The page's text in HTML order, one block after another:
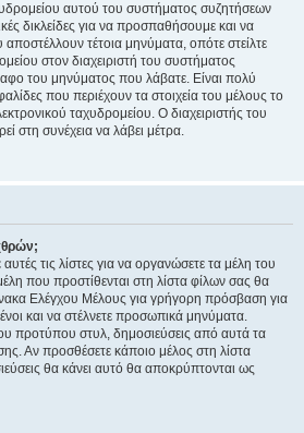
αυτού του συστήματος συζητήσεων
δικλείδες για να προσπαθήσουμε και να
τέτοια μηνύματα, οπότε στείλτε
στον διαχειριστή του συστήματος
του μηνύματος που λάβατε. Είναι πολύ
που περιέχουν τα στοιχεία του μέλους το
ταχυδρομείου. Ο διαχειριστής του
στη συνέχεια να λάβει μέτρα.
τις λίστες για να οργανώσετε τα μέλη του
που προστίθενται στη λίστα φίλων σας θα
Ελέγχου Μέλους για γρήγορη πρόσβαση για
και να στέλνετε προσωπικά μηνύματα.
προτύπου στυλ, δημοσιεύσεις από αυτά τα
Αν προσθέσετε κάποιο μέλος στη λίστα
θα κάνει αυτό θα αποκρύπτονται ως